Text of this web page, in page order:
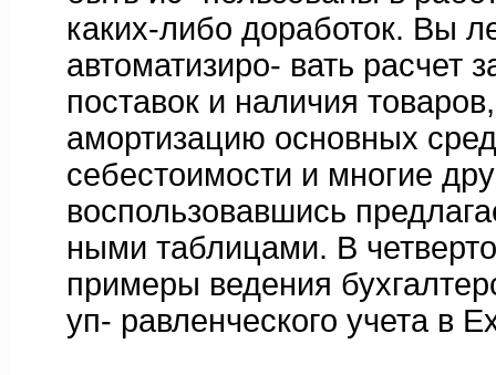
каких-либо доработок. Вы
автоматизиро- вать расчет
поставок и наличия
амортизацию основных
себестоимости и многие
воспользовавшись
ными таблицами. В
примеры ведения
уп- равленческого учета в